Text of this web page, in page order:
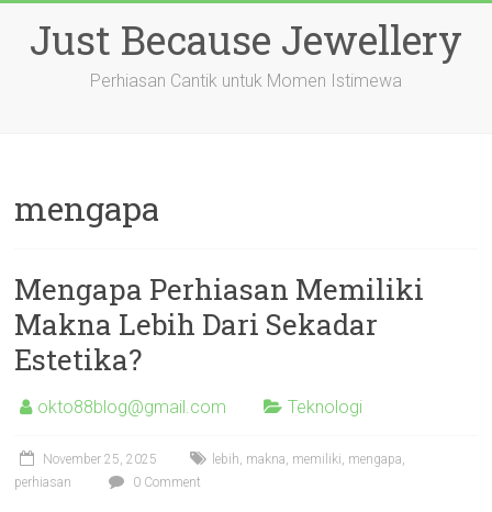
contentJust Because Jewellery
Perhiasan Cantik untuk Momen Istimewa
mengapa
Mengapa Perhiasan Memiliki
Makna Lebih Dari Sekadar
Estetika?
okto88blog@gmail.com Teknologi
November 25, 2025 lebih, makna, memiliki, mengapa,
perhiasan
0 Comment